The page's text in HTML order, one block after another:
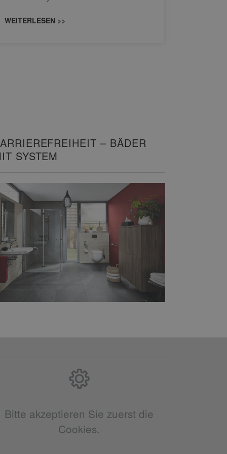
WEITERLESEN >>
– BÄDER
SYSTEM
Bitte akzeptieren Sie zuerst die
Cookies.